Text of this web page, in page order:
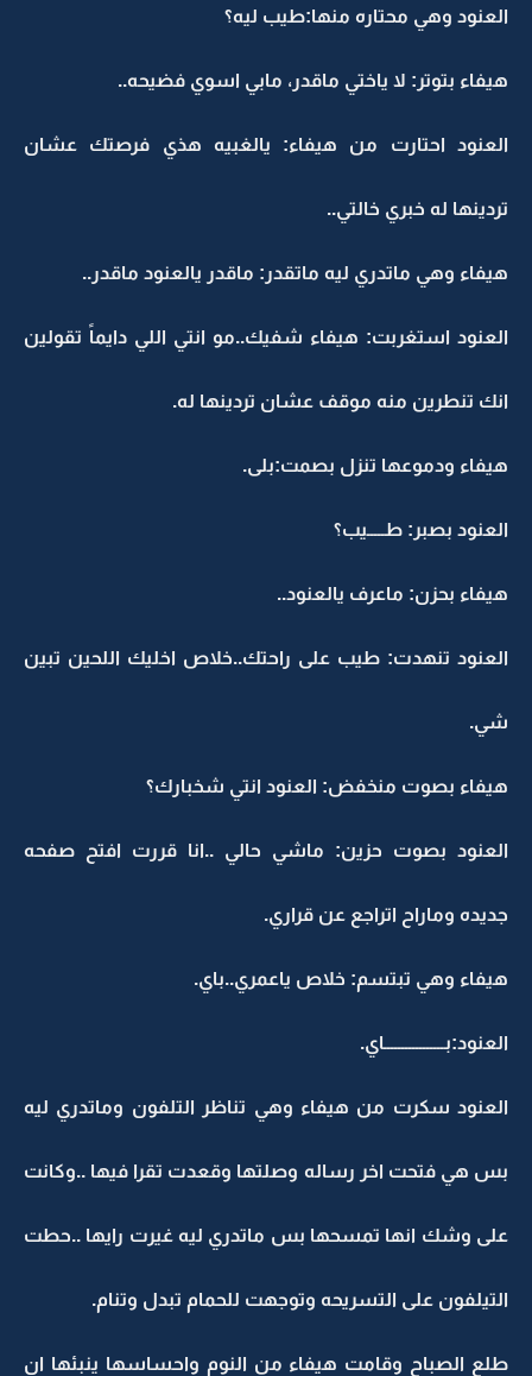
العنود وهي محتاره منها:طيب ليه؟
هيفاء بتوتر: لا ياختي ماقدر، مابي اسوي فضيحه..
العنود احتارت من هيفاء: يالغبيه هذي فرصتك عشان
تردينها له خبري خالتي..
هيفاء وهي ماتدري ليه ماتقدر: ماقدر يالعنود ماقدر..
العنود استغربت: هيفاء شفيك..مو انتي اللي دايماً تقولين
انك تنطرين منه موقف عشان تردينها له.
هيفاء ودموعها تنزل بصمت:بلى.
العنود بصبر: طـــــيب؟
هيفاء بحزن: ماعرف يالعنود..
العنود تنهدت: طيب على راحتك..خلاص اخليك اللحين تبين
شي.
هيفاء بصوت منخفض: العنود انتي شخبارك؟
العنود بصوت حزين: ماشي حالي ..انا قررت افتح صفحه
جديده وماراح اتراجع عن قراري.
هيفاء وهي تبتسم: خلاص ياعمري..باي.
العنود:بـــــــــــــــــاي.
العنود سكرت من هيفاء وهي تناظر التلفون وماتدري ليه
بس هي فتحت اخر رساله وصلتها وقعدت تقرا فيها ..وكانت
على وشك انها تمسحها بس ماتدري ليه غيرت رايها ..حطت
التيلفون على التسريحه وتوجهت للحمام تبدل وتنام.
طلع الصباح وقامت هيفاء من النوم واحساسها ينبئها ان